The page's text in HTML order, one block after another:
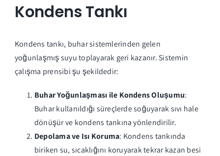
Kondens Tankı
Kondens tankı, buhar sistemlerinden gelen
yoğunlaşmış suyu toplayarak geri kazanır. Sistemin
çalışma prensibi şu şekildedir:
Buhar Yoğunlaşması ile Kondens Oluşumu:
Buhar kullanıldığı süreçlerde soğuyarak sıvı hale
dönüşür ve kondens tankına yönlendirilir.
Depolama ve Isı Koruma: Kondens tankında
biriken su, sıcaklığını koruyarak tekrar kazan besi